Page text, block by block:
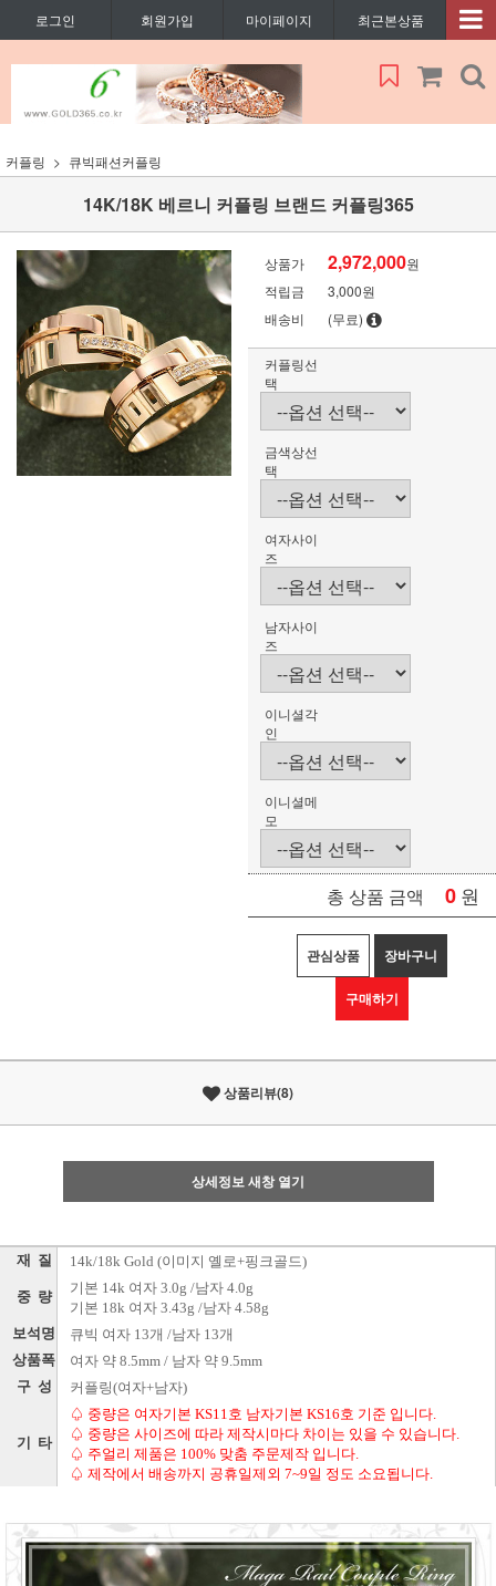
로그인 회원가입 마이페이지 최근본상품
커플링 큐빅패션커플링
14K/18K 베르니 커플링 브랜드 커플링365
상품가 2,972,000원
적립금
3,000원
배송비
(무료)
커플링선
택
금색상선
택
여자사이
즈
남자사이
즈
이니셜각
인
이니셜메
모
총 상품 금액 0 원
관심상품 장바구니
구매하기
상품리뷰(8)
상세정보 새창 열기
재 질 14k/18k Gold (이미지 옐로+핑크골드)
중 량
기본 14k 여자 3.0g /남자 4.0g
기본 18k 여자 3.43g /남자 4.58g
보석명 큐빅 여자 13개 /남자 13개
상품폭 여자 약 8.5mm / 남자 약 9.5mm
구 성 커플링(여자+남자)
기 타
♤ 중량은 여자기본 KS11호 남자기본 KS16호 기준 입니다.
♤ 중량은 사이즈에 따라 제작시마다 차이는 있을 수 있습니다.
♤ 주얼리 제품은 100% 맞춤 주문제작 입니다.
♤ 제작에서 배송까지 공휴일제외 7~9일 정도 소요됩니다.